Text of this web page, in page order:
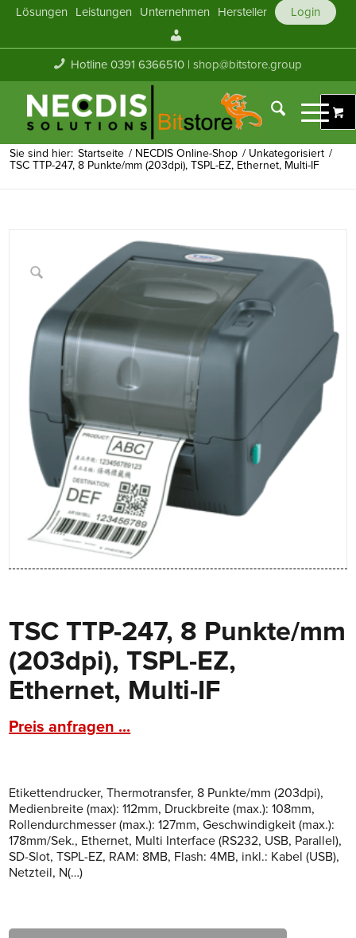
Lösungen Leistungen Unternehmen Hersteller
Login
Konto
Hotline 0391 6366510 |shop@bitstore.group
Sie sind hier: Startseite / NECDIS Online-Shop / Unkategorisiert /
TSC TTP-247, 8 Punkte/mm (203dpi), TSPL-EZ, Ethernet, Multi-IF
TSC TTP-247, 8 Punkte/mm
(203dpi), TSPL-EZ,
Ethernet, Multi-IF
Preis anfragen ...
Etikettendrucker, Thermotransfer, 8 Punkte/mm (203dpi),
Medienbreite (max): 112mm, Druckbreite (max.): 108mm,
Rollendurchmesser (max.): 127mm, Geschwindigkeit (max.):
178mm/Sek., Ethernet, Multi Interface (RS232, USB, Parallel),
SD-Slot, TSPL-EZ, RAM: 8MB, Flash: 4MB, inkl.: Kabel (USB),
Netzteil, N(…)